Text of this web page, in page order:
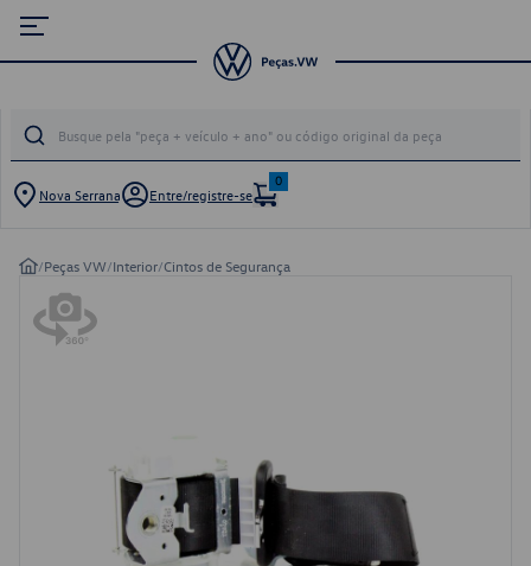
Nova Serrana Entre/registre-se
0
/Peças VW/Interior/Cintos de Segurança